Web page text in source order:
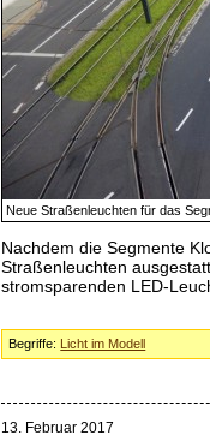
Neue Straßenleuchten für das
Nachdem die Segmente
Straßenleuchten
stromsparenden LED-
Begriffe: Licht im Modell
13. Februar 2017